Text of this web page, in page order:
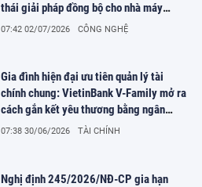
thái giải pháp đồng bộ cho nhà máy
thông minh tại TP.HCM
07:42 02/07/2026 CÔNG NGHỆ
Gia đình hiện đại ưu tiên quản lý tài
chính chung: VietinBank V-Family mở ra
cách gắn kết yêu thương bằng ngân
hàng số
07:38 30/06/2026 TÀI CHÍNH
Nghị định 245/2026/NĐ-CP gia hạn